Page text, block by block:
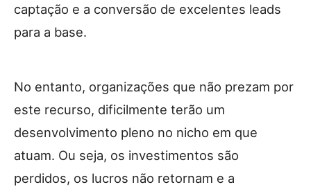
captação e a conversão de excelentes leads
para a base.
No entanto, organizações que não prezam por
este recurso, dificilmente terão um
desenvolvimento pleno no nicho em que
atuam. Ou seja, os investimentos são
perdidos, os lucros não retornam e a